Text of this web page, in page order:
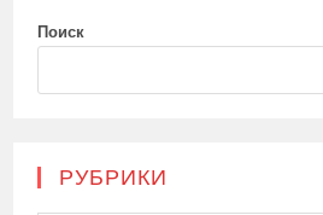
Поиск
РУБРИКИ